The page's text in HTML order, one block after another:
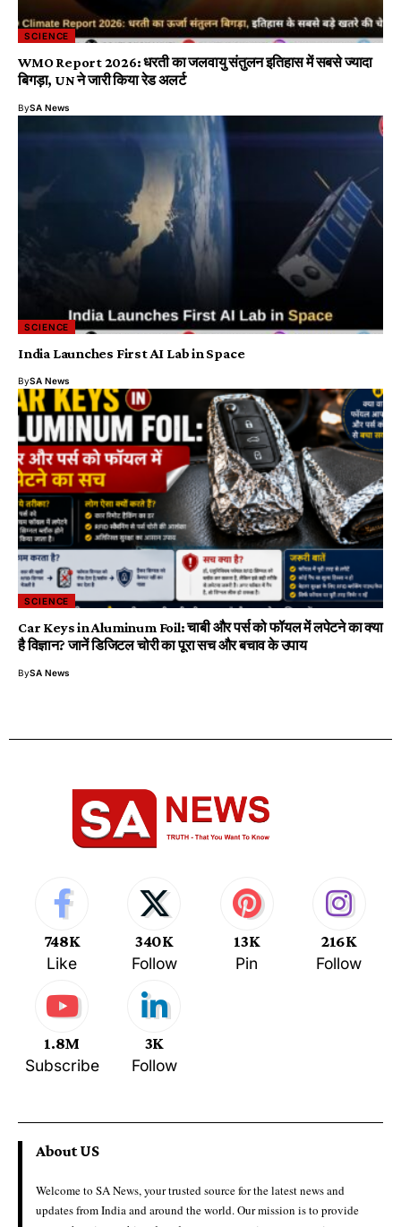
SCIENCE
WMO Report 2026: धरती का जलवायु संतुलन इतिहास में सबसे ज्यादा
बिगड़ा, UN ने जारी किया रेड अलर्ट
BySA News
SCIENCE
India Launches First AI Lab in Space
BySA News
SCIENCE
Car Keys in Aluminum Foil: चाबी और पर्स को फॉयल में लपेटने का क्या
है विज्ञान? जानें डिजिटल चोरी का पूरा सच और बचाव के उपाय
BySA News
748K
Like
340K
Follow
13K
Pin
216K
Follow
1.8M
Subscribe
3K
Follow
About US
Welcome to SA News, your trusted source for the latest news and
updates from India and around the world. Our mission is to provide